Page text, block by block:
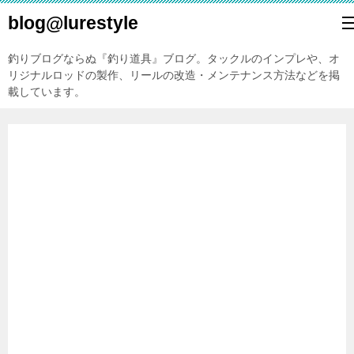
blog@lurestyle
釣りブログならぬ『釣り道具』ブログ。タックルのインプレや、オ
リジナルロッドの製作、リールの改造・メンテナンス方法などを掲
載しています。